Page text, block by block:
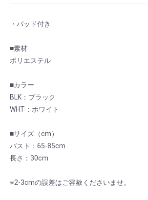
・パッド付き
■素材
ポリエステル
■カラー
BLK：ブラック
WHT：ホワイト
■サイズ（cm）
バスト：65-85cm
長さ：30cm
※2-3cmの誤差はご容赦くださいませ。